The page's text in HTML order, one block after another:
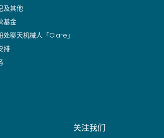
及其他
基金
处聊天机械人「Clare」
排
关注我们